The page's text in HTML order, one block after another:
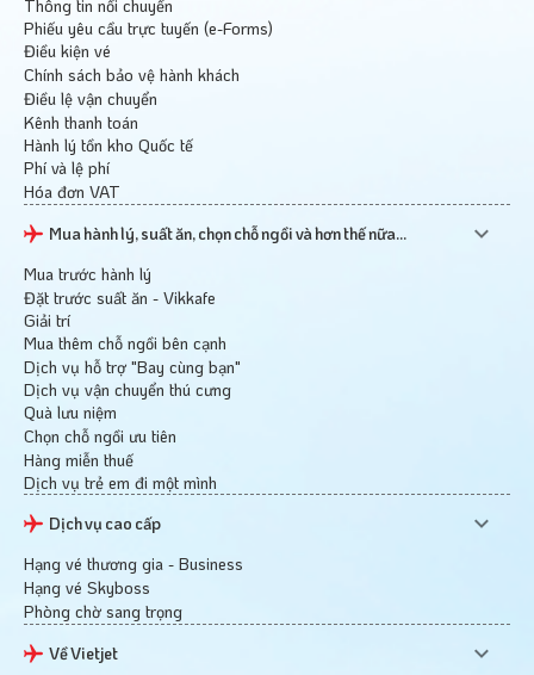
Thông tin nối chuyến
Phiếu yêu cầu trực tuyến (e-Forms)
Điều kiện vé
Chính sách bảo vệ hành khách
Điều lệ vận chuyển
Kênh thanh toán
Hành lý tồn kho Quốc tế
Phí và lệ phí
Hóa đơn VAT
Mua hành lý, suất ăn, chọn chỗ ngồi và hơn thế nữa...
Mua trước hành lý
Đặt trước suất ăn - Vikkafe
Giải trí
Mua thêm chỗ ngồi bên cạnh
Dịch vụ hỗ trợ "Bay cùng bạn"
Dịch vụ vận chuyển thú cưng
Quà lưu niệm
Chọn chỗ ngồi ưu tiên
Hàng miễn thuế
Dịch vụ trẻ em đi một mình
Dịch vụ cao cấp
Hạng vé thương gia - Business
Hạng vé Skyboss
Phòng chờ sang trọng
Về Vietjet